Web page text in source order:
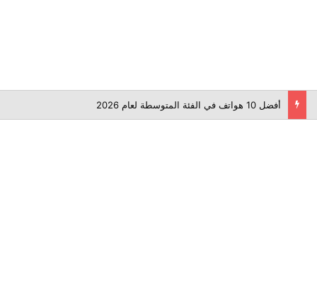
أفضل 10 هواتف في الفئة المتوسطة لعام 2026